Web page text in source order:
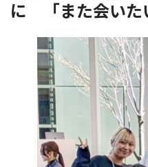
に 「また会いた